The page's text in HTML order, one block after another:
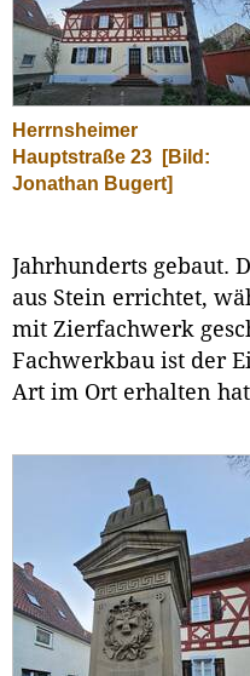
Herrnsheimer
Hauptstraße 23
[Bild:
Jonathan Bugert]
Jahrhunderts gebaut.
aus Stein errichtet,
mit Zierfachwerk
Fachwerkbau ist der
Art im Ort erhalten